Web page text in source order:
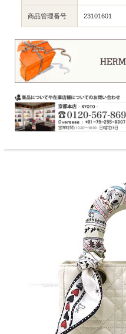
商品管理番号 23101601